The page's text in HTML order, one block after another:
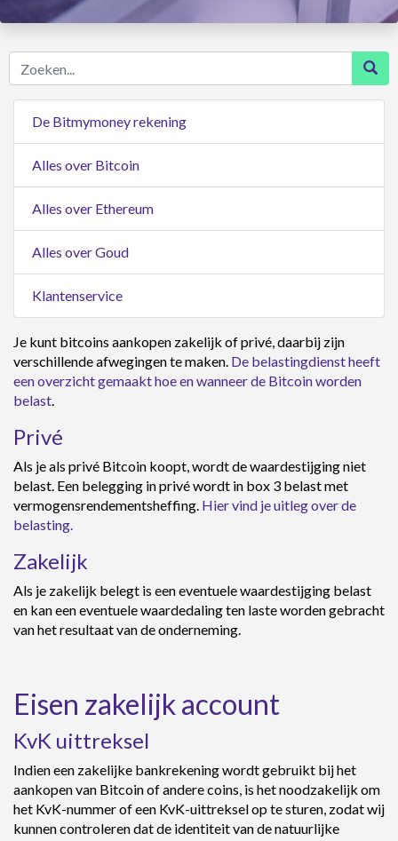
Zoeken...
De Bitmymoney rekening
Alles over Bitcoin
Alles over Ethereum
Alles over Goud
Klantenservice
Je kunt bitcoins aankopen zakelijk of privé, daarbij zijn
verschillende afwegingen te maken. De belastingdienst heeft
een overzicht gemaakt hoe en wanneer de Bitcoin worden
belast.
Privé
Als je als privé Bitcoin koopt, wordt de waardestijging niet
belast. Een belegging in privé wordt in box 3 belast met
vermogensrendementsheffing. Hier vind je uitleg over de
belasting.
Zakelijk
Als je zakelijk belegt is een eventuele waardestijging belast
en kan een eventuele waardedaling ten laste worden gebracht
van het resultaat van de onderneming.
Eisen zakelijk account
KvK uittreksel
Indien een zakelijke bankrekening wordt gebruikt bij het
aankopen van Bitcoin of andere coins, is het noodzakelijk om
het KvK-nummer of een KvK-uittreksel op te sturen, zodat wij
kunnen controleren dat de identiteit van de natuurlijke